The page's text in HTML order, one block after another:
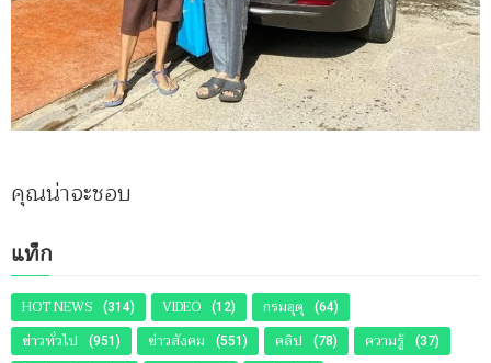
คุณน่าจะชอบ
แท็ก
HOT NEWS (314) VIDEO (12) กรมอุตุ (64)
ข่าวทั่วไป (951) ข่าวสังคม (551) คลิป (78) ความรู้ (37)